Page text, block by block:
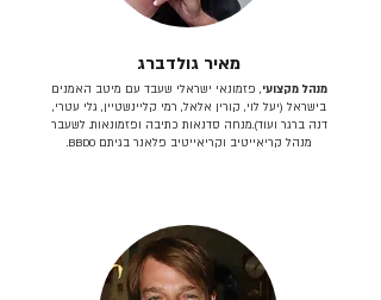
מאיר גולדברג
מנהל מקצועי, פזמונאי ישראלי שעבד עם מיטב האמנים
בישראל (יעל לוי, קורין אלאל, רמי קליינשטיין, גלי עטרי,
דנה ברגר ועוד).מנחה סדנאות כתיבה ופזמונאות. לשעבר
מנהל קריאייטיב וקריאייטיב פלאנר בגיתם BBDO.